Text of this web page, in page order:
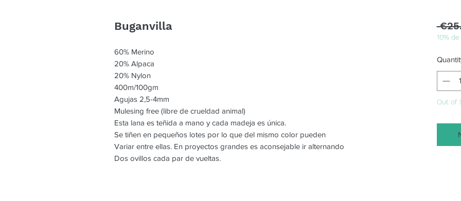
Buganvilla
60% Merino
20% Alpaca
20% Nylon
400m/100gm
Agujas 2,5-4mm
Mulesing free (libre de crueldad animal)
Esta lana es teñida a mano y cada madeja es única.
Se tiñen en pequeños lotes por lo que del mismo color pueden
Variar entre ellas. En proyectos grandes es aconsejable ir alternando
Dos ovillos cada par de vueltas.
10%
Out of